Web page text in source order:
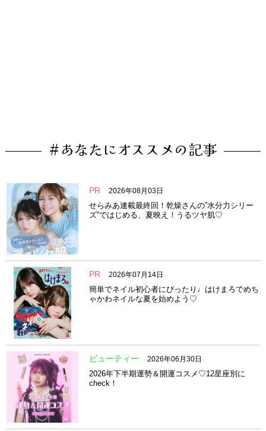
#あなたにオススメの記事
PR 2026年08月03日
せらみあ連載最終回！乾燥さんの”水分力シリー
ズ”ではじめる、夏映え！うるツヤ肌♡
PR 2026年07月14日
簡単でネイル初心者にぴったり♩はけまろでめち
ゃかわネイルな夏を始めよう♡
ビューティー 2026年06月30日
2026年下半期運勢＆開運コスメ♡12星座別に
check！